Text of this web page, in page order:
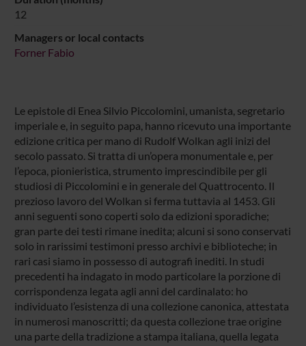
12
Managers or local contacts
Forner Fabio
Le epistole di Enea Silvio Piccolomini, umanista, segretario
imperiale e, in seguito papa, hanno ricevuto una importante
edizione critica per mano di Rudolf Wolkan agli inizi del
secolo passato. Si tratta di un’opera monumentale e, per
l’epoca, pionieristica, strumento imprescindibile per gli
studiosi di Piccolomini e in generale del Quattrocento. Il
prezioso lavoro del Wolkan si ferma tuttavia al 1453. Gli
anni seguenti sono coperti solo da edizioni sporadiche;
gran parte dei testi rimane inedita; alcuni si sono conservati
solo in rarissimi testimoni presso archivi e biblioteche; in
rari casi siamo in possesso di autografi inediti. In studi
precedenti ha indagato in modo particolare la porzione di
corrispondenza legata agli anni del cardinalato: ho
individuato l’esistenza di una collezione canonica, attestata
in numerosi manoscritti; da questa collezione trae origine
una parte della tradizione a stampa italiana, quella legata